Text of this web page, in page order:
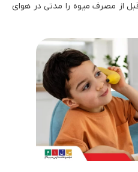
از مصرف میوه را مدتی در هوای